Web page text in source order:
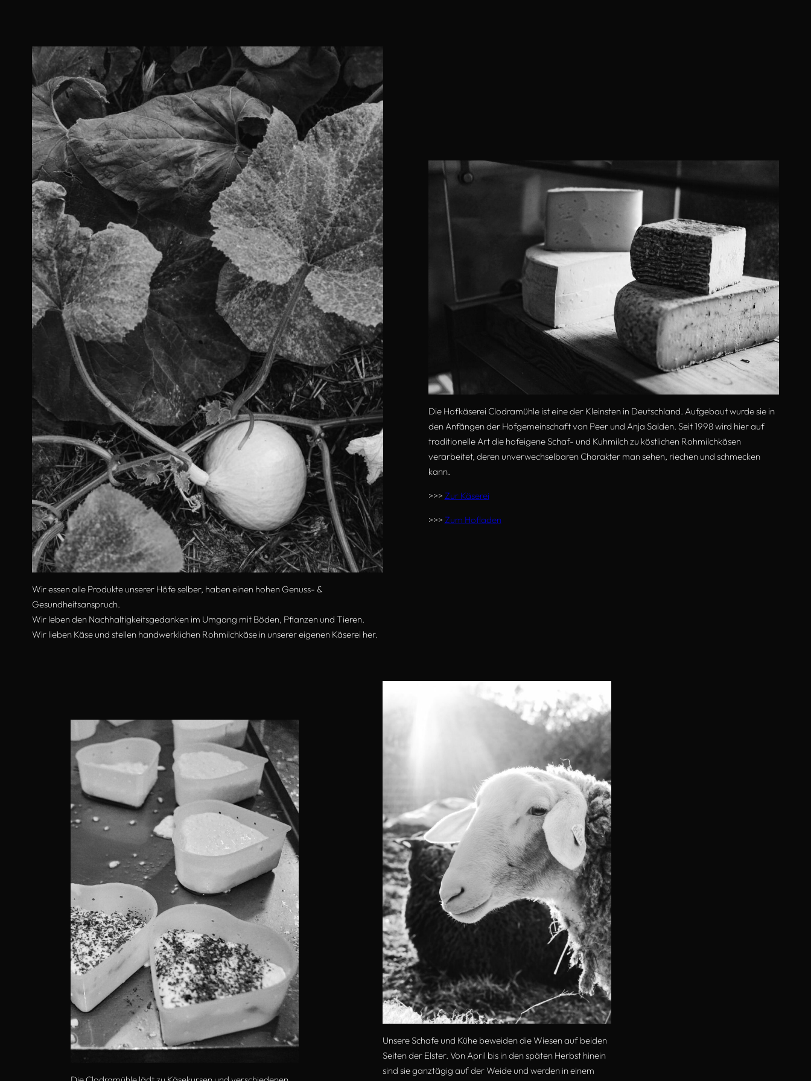
Wir essen alle Produkte unserer Höfe selber, haben einen hohen Genuss- &
Gesundheitsanspruch.
Wir leben den Nachhaltigkeitsgedanken im Umgang mit Böden, Pflanzen und Tieren.
Wir lieben Käse und stellen handwerklichen Rohmilchkäse in unserer eigenen Käserei her.
Die Hofkäserei Clodramühle ist eine der Kleinsten in Deutschland. Aufgebaut wurde sie in
den Anfängen der Hofgemeinschaft von Peer und Anja Salden. Seit 1998 wird hier auf
traditionelle Art die hofeigene Schaf- und Kuhmilch zu köstlichen Rohmilchkäsen
verarbeitet, deren unverwechselbaren Charakter man sehen, riechen und schmecken
kann.
>>> Zur Käserei
>>> Zum Hofladen
Unsere Schafe und Kühe beweiden die Wiesen auf beiden
Seiten der Elster. Von April bis in den späten Herbst hinein
sind sie ganztägig auf der Weide und werden in einem